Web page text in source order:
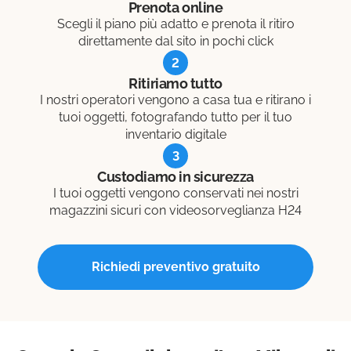
Prenota online
Scegli il piano più adatto e prenota il ritiro
direttamente dal sito in pochi click
2
Ritiriamo tutto
I nostri operatori vengono a casa tua e ritirano i
tuoi oggetti, fotografando tutto per il tuo
inventario digitale
3
Custodiamo in sicurezza
I tuoi oggetti vengono conservati nei nostri
magazzini sicuri con videosorveglianza H24
Richiedi preventivo gratuito